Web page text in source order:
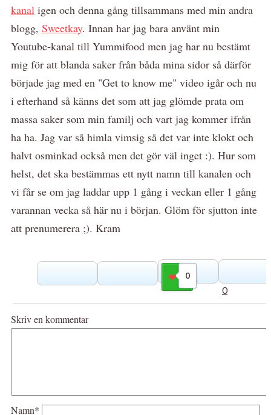
kanal igen och denna gång tillsammans med min andra
blogg, Sweetkay. Innan har jag bara använt min
Youtube-kanal till Yummifood men jag har nu bestämt
mig för att blanda saker från båda mina sidor så därför
började jag med en "Get to know me" video igår och nu
i efterhand så känns det som att jag glömde prata om
massa saker som min familj och vart jag kommer ifrån
ha ha. Jag var så himla vimsig så det var inte klokt och
halvt osminkad också men det gör väl inget :). Hur som
helst, det ska bestämmas ett nytt namn till kanalen och
vi får se om jag laddar upp 1 gång i veckan eller 1 gång
varannan vecka så här nu i början. Glöm för sjutton inte
att prenumerera ;). Kram
0
Gilla
0
Skriv en kommentar
Namn*